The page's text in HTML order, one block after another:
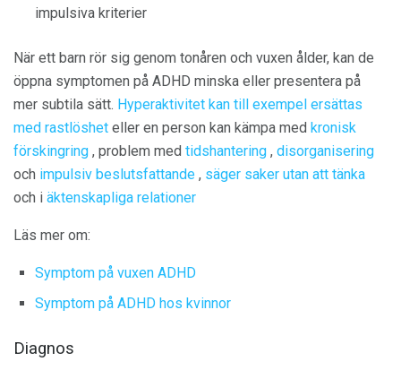
impulsiva kriterier
När ett barn rör sig genom tonåren och vuxen ålder, kan de
öppna symptomen på ADHD minska eller presentera på
mer subtila sätt. Hyperaktivitet kan till exempel ersättas
med rastlöshet eller en person kan kämpa med kronisk
förskingring , problem med tidshantering , disorganisering
och impulsiv beslutsfattande , säger saker utan att tänka
och i äktenskapliga relationer
Läs mer om:
Symptom på vuxen ADHD
Symptom på ADHD hos kvinnor
Diagnos